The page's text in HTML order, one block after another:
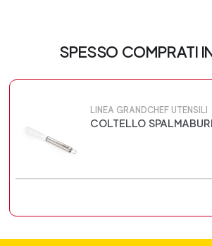
SPESSO COMPRATI
LINEA GRANDCHEF UTENSILI
COLTELLO